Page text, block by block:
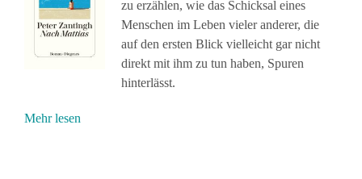
zu erzählen, wie das Schicksal eines
Menschen im Leben vieler anderer, die
auf den ersten Blick vielleicht gar nicht
direkt mit ihm zu tun haben, Spuren
hinterlässt.
Mehr lesen